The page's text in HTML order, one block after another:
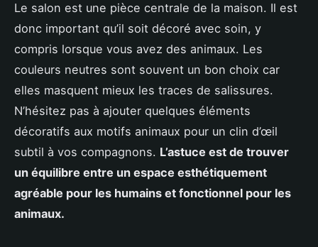
Le salon est une pièce centrale de la maison. Il est
donc important qu’il soit décoré avec soin, y
compris lorsque vous avez des animaux. Les
couleurs neutres sont souvent un bon choix car
elles masquent mieux les traces de salissures.
N’hésitez pas à ajouter quelques éléments
décoratifs aux motifs animaux pour un clin d’œil
subtil à vos compagnons. L’astuce est de trouver
un équilibre entre un espace esthétiquement
agréable pour les humains et fonctionnel pour les
animaux.